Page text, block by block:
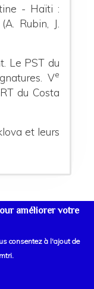
améliorer votre
consentez à l'ajout de
- Haïti :
Rubin, J.
Le PST du
Ve
du Costa
et leurs
Vérité